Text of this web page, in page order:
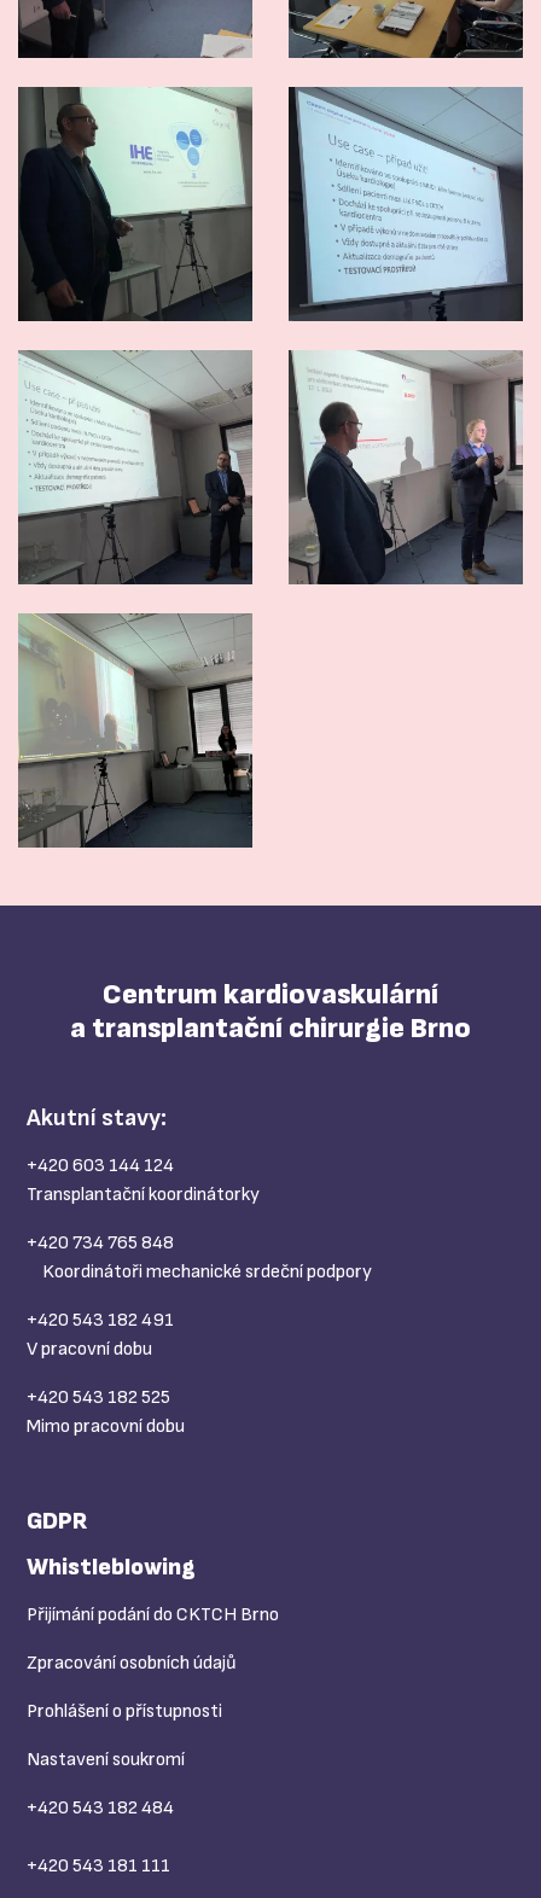
Centrum kardiovaskulární
a transplantační chirurgie Brno
Akutní stavy:
+420 603 144 124
Transplantační koordinátorky
+420 734 765 848
Koordinátoři mechanické srdeční podpory
+420 543 182 491
V pracovní dobu
+420 543 182 525
Mimo pracovní dobu
GDPR
Whistleblowing
Přijímání podání do CKTCH Brno
Zpracování osobních údajů
Prohlášení o přístupnosti
Nastavení soukromí
+420 543 182 484
+420 543 181 111